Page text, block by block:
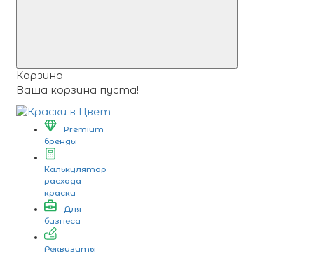
Корзина
Ваша корзина пуста!
Premium
бренды
Калькулятор
расхода
краски
Для
бизнеса
Реквизиты